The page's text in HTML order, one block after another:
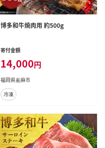
博多和牛焼肉用 約500g
寄付金額
14,000円
福岡県嘉麻市
冷凍